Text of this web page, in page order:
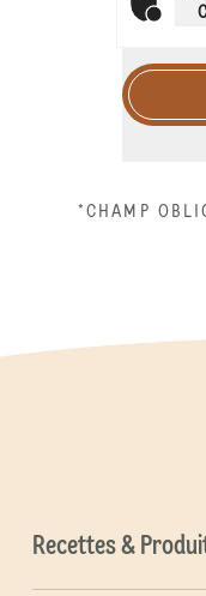
*CHAMP
Recettes &